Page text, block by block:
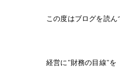
この度はブログを読ん
経営に"財務の目線"を